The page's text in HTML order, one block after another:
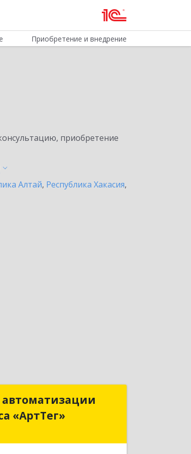
Приобретение и внедрение
приобретение
Алтай, Республика Хакасия,
«АртТег»
автоматизации
бизнеса «АртТег»